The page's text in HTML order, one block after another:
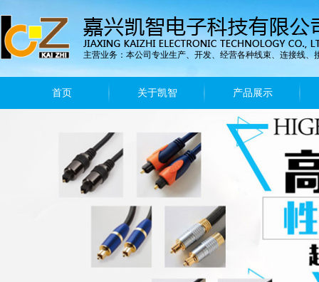
首页 关于凯智 产品展示
主营业务：本公司专业生产、开发、经营各种线束、连接线、